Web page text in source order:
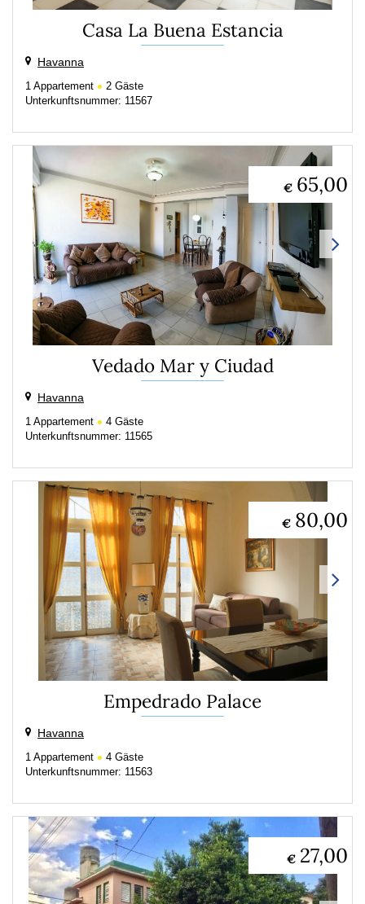
Casa La Buena Estancia
Havanna
1 Appartement 2 Gäste
Unterkunftsnummer: 11567
65,00
€
Vedado Mar y Ciudad
Havanna
1 Appartement 4 Gäste
Unterkunftsnummer: 11565
80,00
€
Empedrado Palace
Havanna
1 Appartement 4 Gäste
Unterkunftsnummer: 11563
27,00
€